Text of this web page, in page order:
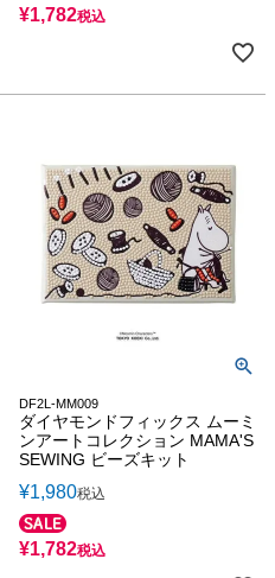
¥1,782税込
DF2L-MM009
ダイヤモンドフィックス ムーミ
ンアートコレクション MAMA'S
SEWING ビーズキット
¥1,980税込
¥1,782税込